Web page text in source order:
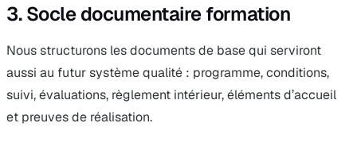
3. Socle documentaire formation
Nous structurons les documents de base qui serviront
aussi au futur système qualité : programme, conditions,
suivi, évaluations, règlement intérieur, éléments d’accueil
et preuves de réalisation.